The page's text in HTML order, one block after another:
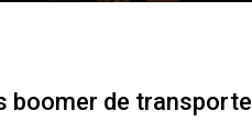
boomer de transporte